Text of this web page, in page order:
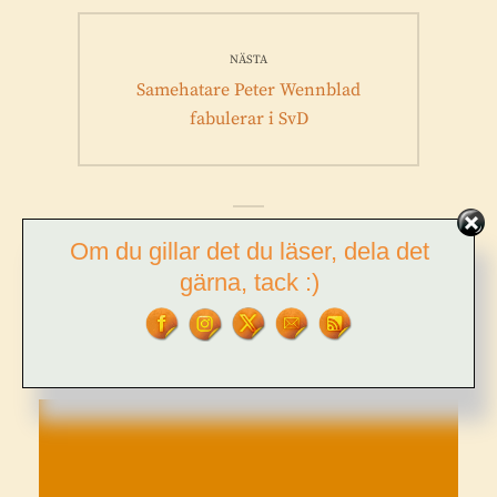
NÄSTA
Nästa
Samehatare Peter Wennblad
fabulerar i SvD
LÄMNA ETT SVAR
Din e-postadress kommer inte publiceras.
Obligatoriska fält är
märkta
Om du gillar det du läser, dela det
gärna, tack :)